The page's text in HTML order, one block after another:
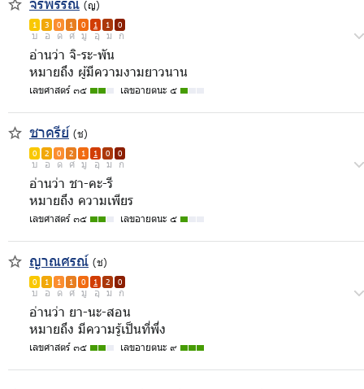
(ญ)
1 3 0 1 0 1 1 0
บ อ ด ศ มู อุ ม ก
อ่านว่า จิ-ระ-พัน
หมายถึง ผู้มีความงามยาวนาน
เลขศาสตร์ ๓๕ เลขอายตนะ ๕
ชาครีย์ (ช)
0 2 0 2 1 1 0 0
บ อ ด ศ มู อุ ม ก
อ่านว่า ชา-คะ-รี
หมายถึง ความเพียร
เลขศาสตร์ ๓๕ เลขอายตนะ ๕
ญาณศรณ์ (ช)
0 1 1 1 0 1 2 0
บ อ ด ศ มู อุ ม ก
อ่านว่า ยา-นะ-สอน
หมายถึง มีความรู้เป็นที่พึ่ง
เลขศาสตร์ ๓๕ เลขอายตนะ ๙